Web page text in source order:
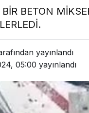
BETON
yayınlandı
05:00 yayınlandı